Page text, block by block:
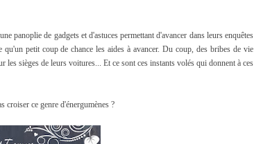
panoplie de gadgets et d'astuces permettant d'avancer dans leurs enquêtes
petit coup de chance les aides à avancer. Du coup, des bribes de vie
les sièges de leurs voitures... Et ce sont ces instants volés qui donnent à ces
croiser ce genre d'énergumènes ?